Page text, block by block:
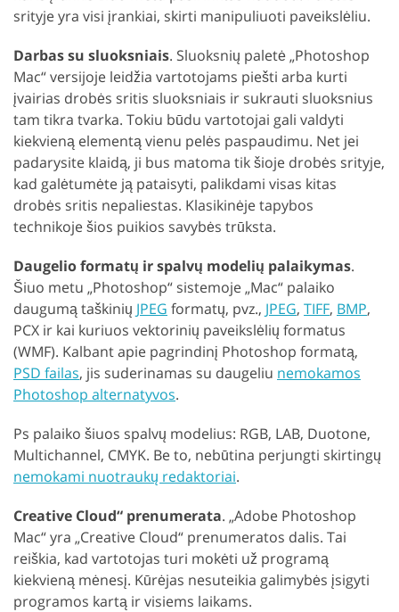
srityje yra visi įrankiai, skirti manipuliuoti paveikslėliu.
Darbas su sluoksniais. Sluoksnių paletė „Photoshop
Mac“ versijoje leidžia vartotojams piešti arba kurti
įvairias drobės sritis sluoksniais ir sukrauti sluoksnius
tam tikra tvarka. Tokiu būdu vartotojai gali valdyti
kiekvieną elementą vienu pelės paspaudimu. Net jei
padarysite klaidą, ji bus matoma tik šioje drobės srityje,
kad galėtumėte ją pataisyti, palikdami visas kitas
drobės sritis nepaliestas. Klasikinėje tapybos
technikoje šios puikios savybės trūksta.
Daugelio formatų ir spalvų modelių palaikymas.
Šiuo metu „Photoshop“ sistemoje „Mac“ palaiko
daugumą taškinių JPEG formatų, pvz., JPEG, TIFF, BMP,
PCX ir kai kuriuos vektorinių paveikslėlių formatus
(WMF). Kalbant apie pagrindinį Photoshop formatą,
PSD failas, jis suderinamas su daugeliu nemokamos
Photoshop alternatyvos.
Ps palaiko šiuos spalvų modelius: RGB, LAB, Duotone,
Multichannel, CMYK. Be to, nebūtina perjungti skirtingų
nemokami nuotraukų redaktoriai.
Creative Cloud“ prenumerata. „Adobe Photoshop
Mac“ yra „Creative Cloud“ prenumeratos dalis. Tai
reiškia, kad vartotojas turi mokėti už programą
kiekvieną mėnesį. Kūrėjas nesuteikia galimybės įsigyti
programos kartą ir visiems laikams.